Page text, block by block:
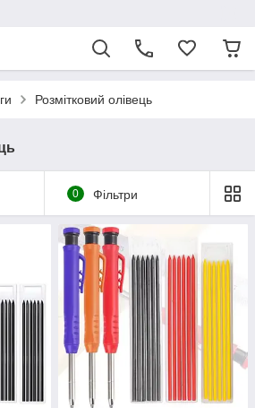
Розмітковий олівець
0 Фільтри